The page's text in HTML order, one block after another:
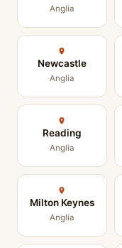
Anglia
Newcastle
Anglia
Reading
Anglia
Milton Keynes
Anglia